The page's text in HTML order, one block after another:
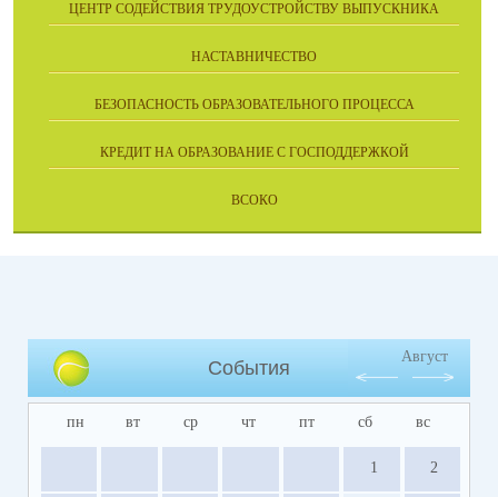
ЦЕНТР СОДЕЙСТВИЯ ТРУДОУСТРОЙСТВУ ВЫПУСКНИКА
НАСТАВНИЧЕСТВО
БЕЗОПАСНОСТЬ ОБРАЗОВАТЕЛЬНОГО ПРОЦЕССА
КРЕДИТ НА ОБРАЗОВАНИЕ С ГОСПОДДЕРЖКОЙ
ВСОКО
События
Август
пн вт ср чт пт сб вс
1 2